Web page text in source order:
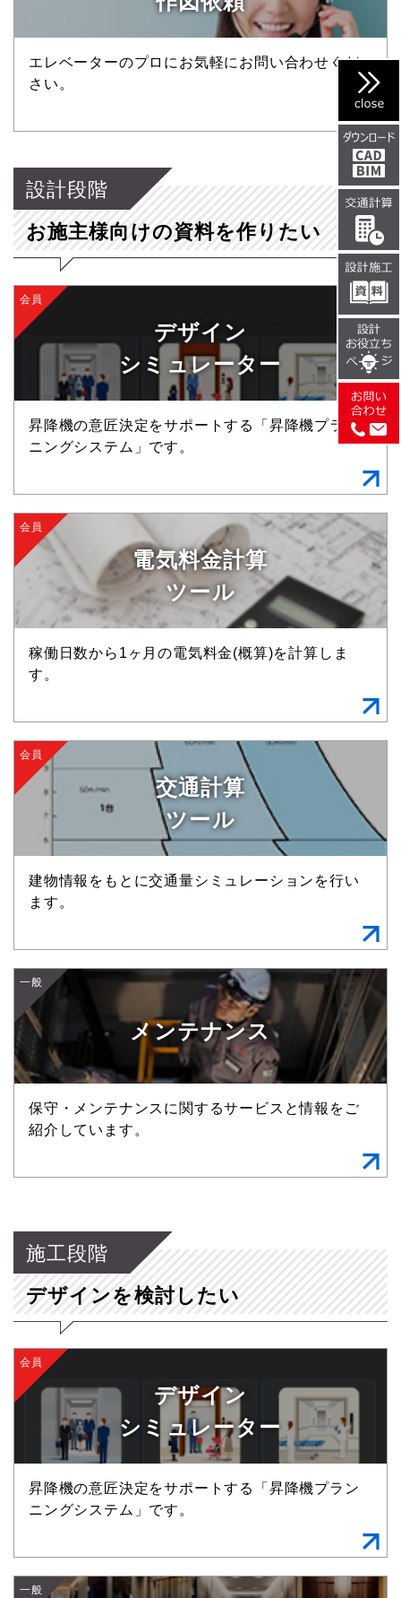
エレベーターのプロにお気軽にお問い合わせくだ
さい。
設計段階
お施主様向けの資料を作りたい
デザイン
シミュレーター
会員
昇降機の意匠決定をサポートする「昇降機プラン
ニングシステム」です。
電気料金計算
ツール
会員
稼働日数から1ヶ月の電気料金(概算)を計算しま
す。
交通計算
ツール
会員
建物情報をもとに交通量シミュレーションを行い
ます。
メンテナンス
一般
保守・メンテナンスに関するサービスと情報をご
紹介しています。
施工段階
デザインを検討したい
デザイン
シミュレーター
会員
昇降機の意匠決定をサポートする「昇降機プラン
ニングシステム」です。
一般